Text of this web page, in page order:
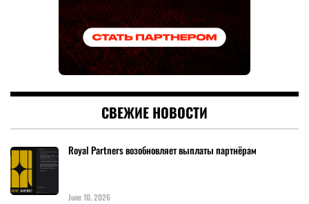
СВЕЖИЕ НОВОСТИ
Royal Partners возобновляет выплаты партнёрам
June 10, 2026